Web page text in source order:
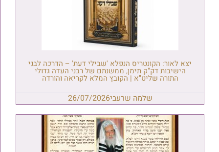
יצא לאור: הקונטריס הנפלא 'שבילי דעת' – הדרכה לבני
הישיבות דק"ק תימן, ממשנתם של רבני העדה גדולי
התורה שליט"א | הקובץ המלא לקריאה והורדה
שלמה שרעבי26/07/2026